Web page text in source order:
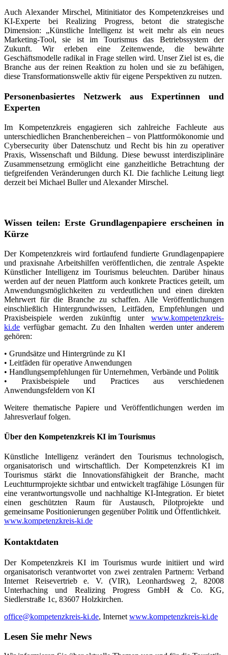
Auch Alexander Mirschel, Mitinitiator des Kompetenzkreises und
KI-Experte bei Realizing Progress, betont die strategische
Dimension: „Künstliche Intelligenz ist weit mehr als ein neues
Marketing-Tool, sie ist im Tourismus das Betriebssystem der
Zukunft. Wir erleben eine Zeitenwende, die bewährte
Geschäftsmodelle radikal in Frage stellen wird. Unser Ziel ist es, die
Branche aus der reinen Reaktion zu holen und sie zu befähigen,
diese Transformationswelle aktiv für eigene Perspektiven zu nutzen.
Personenbasiertes Netzwerk aus Expertinnen und
Experten
Im Kompetenzkreis engagieren sich zahlreiche Fachleute aus
unterschiedlichen Branchenbereichen – von Plattformökonomie und
Cybersecurity über Datenschutz und Recht bis hin zu operativer
Praxis, Wissenschaft und Bildung. Diese bewusst interdisziplinäre
Zusammensetzung ermöglicht eine ganzheitliche Betrachtung der
tiefgreifenden Veränderungen durch KI. Die fachliche Leitung liegt
derzeit bei Michael Buller und Alexander Mirschel.
Wissen teilen: Erste Grundlagenpapiere erscheinen in
Kürze
Der Kompetenzkreis wird fortlaufend fundierte Grundlagenpapiere
und praxisnahe Arbeitshilfen veröffentlichen, die zentrale Aspekte
Künstlicher Intelligenz im Tourismus beleuchten. Darüber hinaus
werden auf der neuen Plattform auch konkrete Practices geteilt, um
Anwendungsmöglichkeiten zu verdeutlichen und einen direkten
Mehrwert für die Branche zu schaffen. Alle Veröffentlichungen
einschließlich Hintergrundwissen, Leitfäden, Empfehlungen und
Praxisbeispiele werden zukünftig unter www.kompetenzkreis-
ki.de verfügbar gemacht. Zu den Inhalten werden unter anderem
gehören:
• Grundsätze und Hintergründe zu KI
• Leitfäden für operative Anwendungen
• Handlungsempfehlungen für Unternehmen, Verbände und Politik
• Praxisbeispiele und Practices aus verschiedenen
Anwendungsfeldern von KI
Weitere thematische Papiere und Veröffentlichungen werden im
Jahresverlauf folgen.
Über den Kompetenzkreis KI im Tourismus
Künstliche Intelligenz verändert den Tourismus technologisch,
organisatorisch und wirtschaftlich. Der Kompetenzkreis KI im
Tourismus stärkt die Innovationsfähigkeit der Branche, macht
Leuchtturmprojekte sichtbar und entwickelt tragfähige Lösungen für
eine verantwortungsvolle und nachhaltige KI-Integration. Er bietet
einen geschützten Raum für Austausch, Pilotprojekte und
gemeinsame Positionierungen gegenüber Politik und Öffentlichkeit.
www.kompetenzkreis-ki.de
Kontaktdaten
Der Kompetenzkreis KI im Tourismus wurde initiiert und wird
organisatorisch verantwortet von zwei zentralen Partnern: Verband
Internet Reisevertrieb e. V. (VIR), Leonhardsweg 2, 82008
Unterhaching und Realizing Progress GmbH & Co. KG,
Siedlerstraße 1c, 83607 Holzkirchen.
office@kompetenzkreis-ki.de, Internet www.kompetenzkreis-ki.de
Lesen Sie mehr News